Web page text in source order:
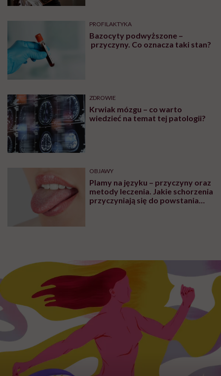
PROFILAKTYKA
Bazocyty podwyższone –
przyczyny. Co oznacza taki stan?
ZDROWIE
Krwiak mózgu – co warto
wiedzieć na temat tej patologii?
OBJAWY
Plamy na języku – przyczyny oraz
metody leczenia. Jakie schorzenia
przyczyniają się do powstania